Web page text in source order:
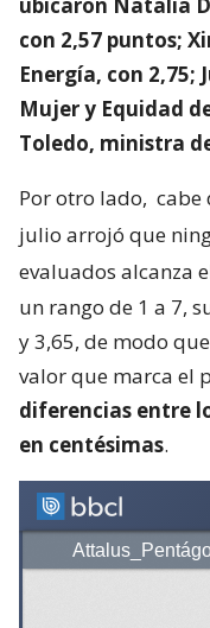
ubicaron Natalia
con 2,57 puntos;
Energía, con
Mujer y Equidad
Toledo, ministra
Por otro lado, cabe
julio arrojó que
evaluados alcanza
un rango de 1 a 7,
y 3,65, de modo
valor que marca el
diferencias entre
en centésimas.